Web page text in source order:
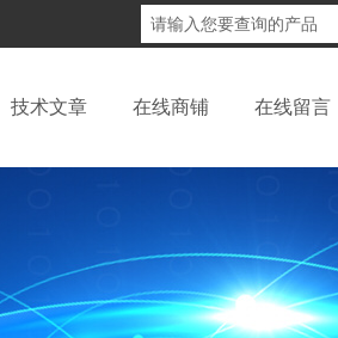
技术文章 在线商铺 在线留言